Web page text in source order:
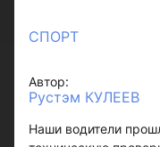
СПОРТ
Автор:
Рустэм КУЛЕЕВ
Наши водители